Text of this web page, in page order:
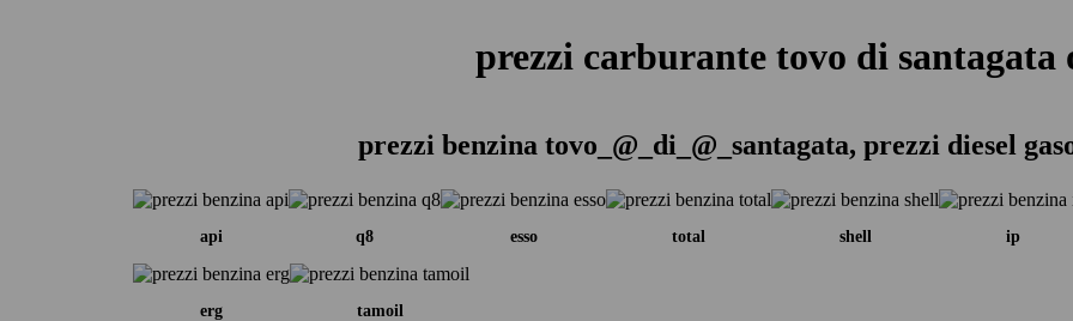
prezzi carburante tovo di santagata
prezzi benzina tovo_@_di_@_santagata, prezzi diesel
api q8 esso total shell ip
erg tamoil